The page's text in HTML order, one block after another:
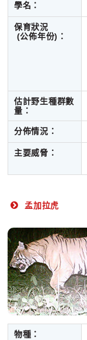
學名：
保育狀況
(公佈年份) ：
估計野生種群數
量：
分佈情況：
主要威脅：
孟加拉虎
物種：